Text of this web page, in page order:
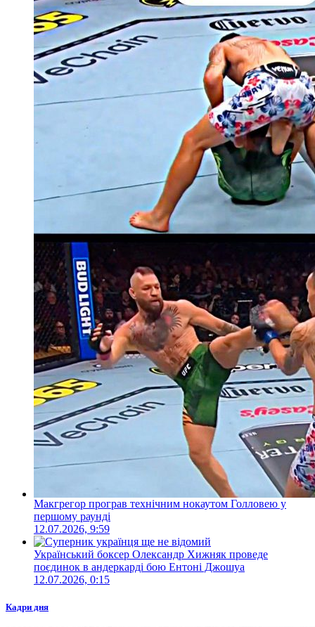
Макгрегор програв технічним нокаутом Голловею у
першому раунді
12.07.2026, 9:59
Український боксер Олександр Хижняк проведе
поєдинок в андеркарді бою Ентоні Джошуа
12.07.2026, 0:15
Кадри дня